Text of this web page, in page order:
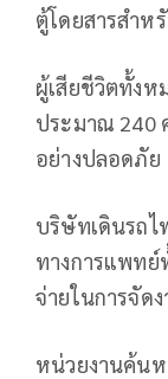
ตู้โดยสารสำห
ผู้เสียชีวิตทั้งห
ประมาณ 240
อย่างปลอดภัย
บริษัทเดินรถไ
ทางการแพท
จ่ายในการจัด
หน่วยงานค้นห